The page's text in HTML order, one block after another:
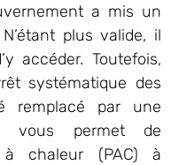
a mis un
plus valide, il
accéder. Toutefois,
systématique des
remplacé par une
vous permet de
à chaleur (PAC) à